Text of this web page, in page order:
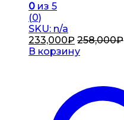
0 из 5
(0)
SKU: n/a
233,000₽ 258,000₽
В корзину